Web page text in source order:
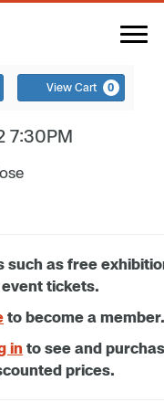
View Cart 0
7:30PM
such as free
event tickets.
to become a
into see and
prices.